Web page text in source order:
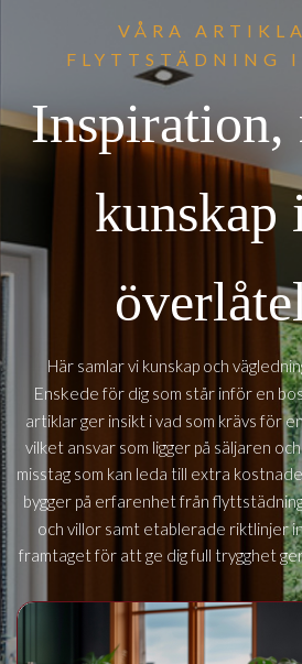
VÅRA
FLYTTSTÄDNING I
Inspiration,
kunskap
Här samlar vi kunskap och
Enskede för dig som står inför en
artiklar ger insikt i vad som krävs för
vilket ansvar som ligger på säljaren
misstag som kan leda till extra
bygger på erfarenhet från
och villor samt etablerade riktlinjer
framtaget för att ge dig full trygghet